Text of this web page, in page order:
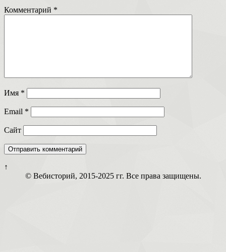
Комментарий *
Имя *
Email *
Сайт
↑
© Вебисторий, 2015-2025 гг. Все права защищены.